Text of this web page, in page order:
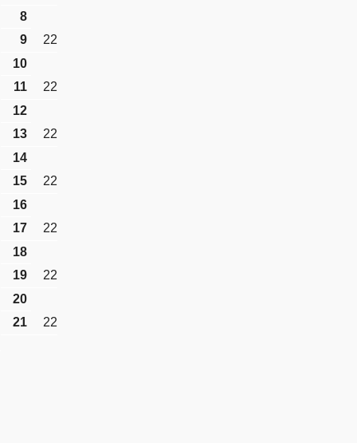
8
9
22
10
11
22
12
13
22
14
15
22
16
17
22
18
19
22
20
21
22